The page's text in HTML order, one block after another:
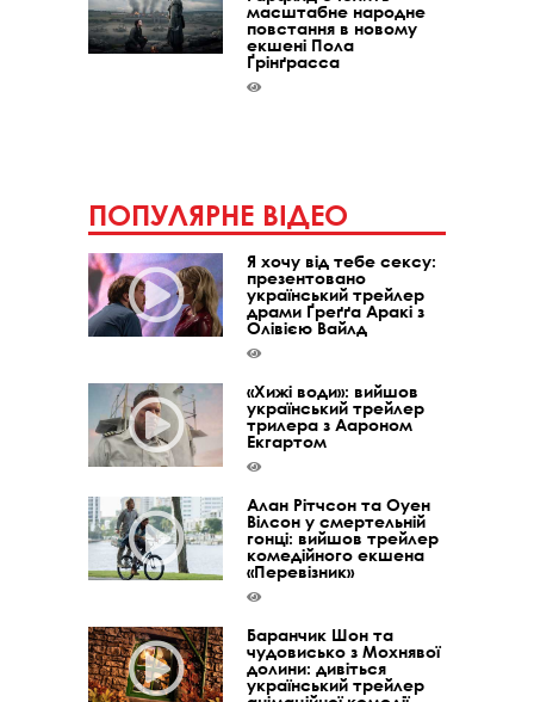
масштабне народне
повстання в новому
екшені Пола
Ґрінґрасса
ПОПУЛЯРНЕ ВІДЕО
Я хочу від тебе сексу:
презентовано
український трейлер
драми Ґреґґа Аракі з
Олівією Вайлд
«Хижі води»: вийшов
український трейлер
трилера з Аароном
Екгартом
Алан Рітчсон та Оуен
Вілсон у смертельній
гонці: вийшов трейлер
комедійного екшена
«Перевізник»
Баранчик Шон та
чудовисько з Мохнявої
долини: дивіться
український трейлер